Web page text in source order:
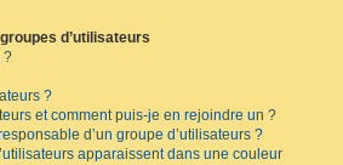
d’utilisateurs
?
?
et comment puis-je en rejoindre un ?
d’un groupe d’utilisateurs ?
apparaissent dans une couleur